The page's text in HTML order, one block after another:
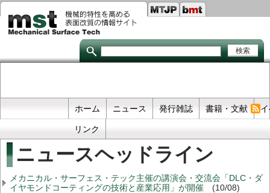
メ
イ
テ
links
ホーム ニュース 発行雑誌 書籍・文献
リンク
ニュースヘッドライン
メカニカル・サーフェス・テック主催の講演会・交流会「DLC・ダ
イヤモンドコーティングの技術と産業応用」が開催
(10/08)